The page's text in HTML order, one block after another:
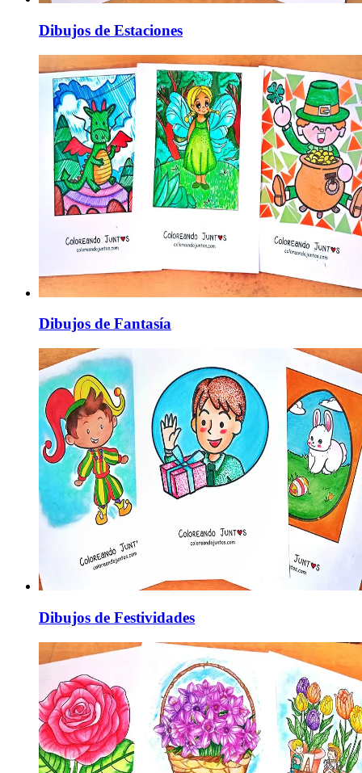
Dibujos de Estaciones
Dibujos de Fantasía
Dibujos de Festividades